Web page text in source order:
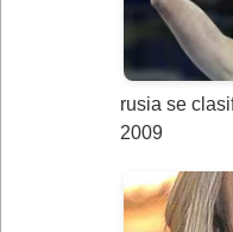
rusia se
2009